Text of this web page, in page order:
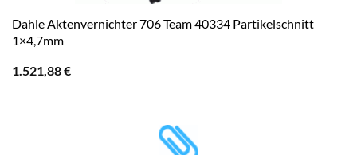
Dahle Aktenvernichter 706 Team 40334 Partikelschnitt
1×4,7mm
1.521,88€